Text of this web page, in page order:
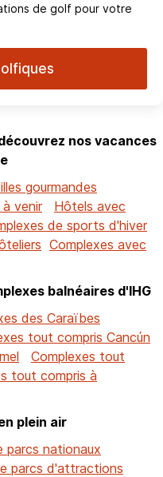
de golf pour votre
nos vacances
gourmandes
venir
Hôtels avec
de sports d'hiver
Complexes avec
balnéaires d'IHG
des Caraïbes
tout compris Cancún
Complexes tout
tout compris à
plein air
parcs nationaux
parcs d'attractions